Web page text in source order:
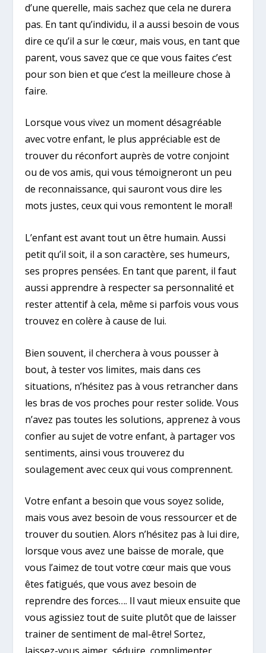
d’une querelle, mais sachez que cela ne durera
pas. En tant qu’individu, il a aussi besoin de vous
dire ce qu’il a sur le cœur, mais vous, en tant que
parent, vous savez que ce que vous faites c’est
pour son bien et que c’est la meilleure chose à
faire.
Lorsque vous vivez un moment désagréable
avec votre enfant, le plus appréciable est de
trouver du réconfort auprès de votre conjoint
ou de vos amis, qui vous témoigneront un peu
de reconnaissance, qui sauront vous dire les
mots justes, ceux qui vous remontent le moral!
L’enfant est avant tout un être humain. Aussi
petit qu’il soit, il a son caractère, ses humeurs,
ses propres pensées. En tant que parent, il faut
aussi apprendre à respecter sa personnalité et
rester attentif à cela, même si parfois vous vous
trouvez en colère à cause de lui.
Bien souvent, il cherchera à vous pousser à
bout, à tester vos limites, mais dans ces
situations, n’hésitez pas à vous retrancher dans
les bras de vos proches pour rester solide. Vous
n’avez pas toutes les solutions, apprenez à vous
confier au sujet de votre enfant, à partager vos
sentiments, ainsi vous trouverez du
soulagement avec ceux qui vous comprennent.
Votre enfant a besoin que vous soyez solide,
mais vous avez besoin de vous ressourcer et de
trouver du soutien. Alors n’hésitez pas à lui dire,
lorsque vous avez une baisse de morale, que
vous l’aimez de tout votre cœur mais que vous
êtes fatigués, que vous avez besoin de
reprendre des forces…. Il vaut mieux ensuite que
vous agissiez tout de suite plutôt que de laisser
trainer de sentiment de mal-être! Sortez,